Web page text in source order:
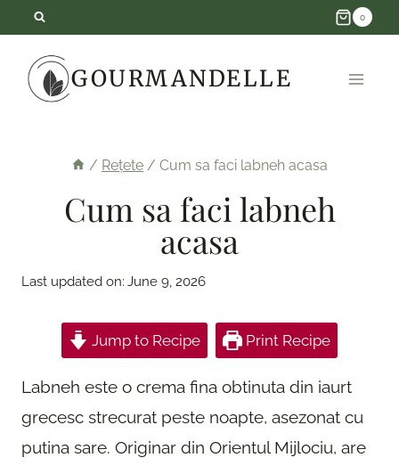
content
0
GOURMANDELLE
/ Rețete / Cum sa faci labneh acasa
Cum sa faci labneh
acasa
Last updated on: June 9, 2026
Jump to Recipe Print Recipe
Labneh este o crema fina obtinuta din iaurt
grecesc strecurat peste noapte, asezonat cu
putina sare. Originar din Orientul Mijlociu, are